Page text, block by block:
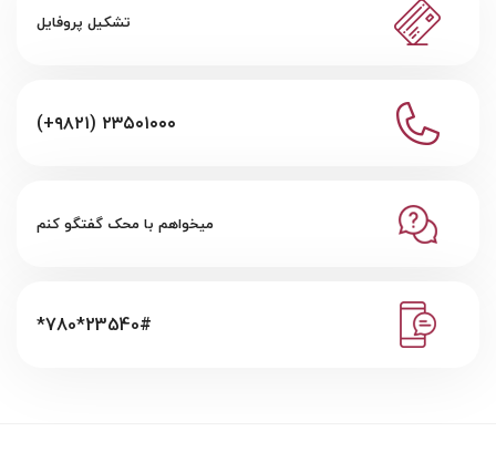
تشکیل پروفایل
(+۹۸۲۱) ۲۳۵۰۱۰۰۰
میخواهم با محک گفتگو کنم
*780*23540#